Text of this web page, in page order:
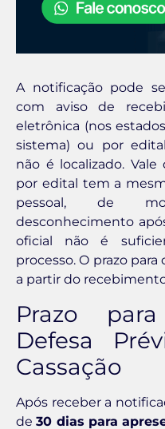
A notificação pode
com aviso de
eletrônica (nos
sistema) ou por
não é localizado.
por edital tem a
pessoal, de
desconhecimento
oficial não é
processo. O prazo
a partir do
Prazo
Defesa
Cassação
Após receber a
de30 dias para